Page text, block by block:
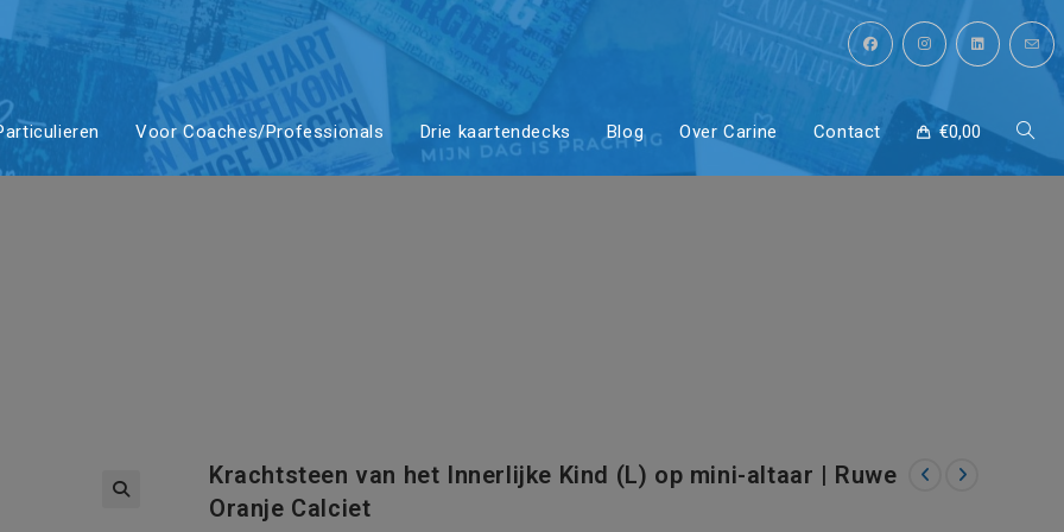
Voor Coaches/Professionals Drie kaartendecks Blog Over Carine Contact €0,00
van het Innerlijke
mini-altaar | Ruwe
Krachtsteen van het Innerlijke Kind (L) op mini-altaar | Ruwe
Oranje Calciet